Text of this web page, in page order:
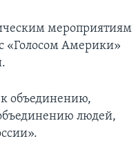
мероприятиям
с «Голосом Америки»
к объединению,
людей,